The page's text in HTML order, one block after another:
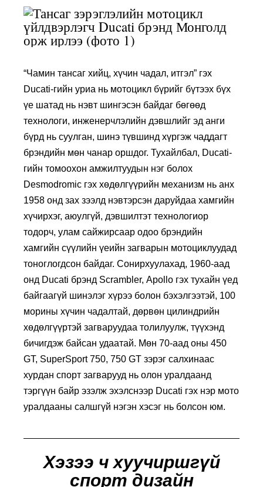
“Чамин тансаг хийц, хүчин чадал, итгэл” гэх
Ducati-гийн уриа нь мотоцикл бүрийг бүтээх бүх
үе шатад нь нэвт шингэсэн байдаг бөгөөд
технологи, инженерчлэлийн дэвшлийг эд анги
бүрд нь суулган, шинэ түвшинд хүргэж чаддагт
брэндийн мөн чанар оршдог. Тухайлбал, Ducati-
гийн томоохон амжилтуудын нэг болох
Desmodromic гэх хөдөлгүүрийн механизм нь анх
1958 онд зах зээлд нэвтэрсэн даруйдаа хамгийн
хүчирхэг, аюулгүй, дэвшилтэт технологиор
тодорч, улам сайжирсаар одоо брэндийн
хамгийн сүүлийн үеийн загварын мотоциклуудад
тоноглогдсон байдаг. Сонирхуулахад, 1960-аад
онд Ducati брэнд Scrambler, Apollo гэх тухайн үед
байгаагүй шинэлэг хүрээ болон бэхэлгээтэй, 100
морины хүчин чадалтай, дөрвөн цилиндрийн
хөдөлгүүртэй загваруудаа толилуулж, түүхэнд
бичигдэж байсан удаатай. Мөн 70-аад оны 450
GT, SuperSport 750, 750 GT зэрэг салхинаас
хурдан спорт загварууд нь олон уралдаанд
тэргүүн байр эзэлж эхэлснээр Ducati гэх нэр мото
уралдааны салшгүй нэгэн хэсэг нь болсон юм.
Хэзээ ч хуучиршгүй
спорт дизайн